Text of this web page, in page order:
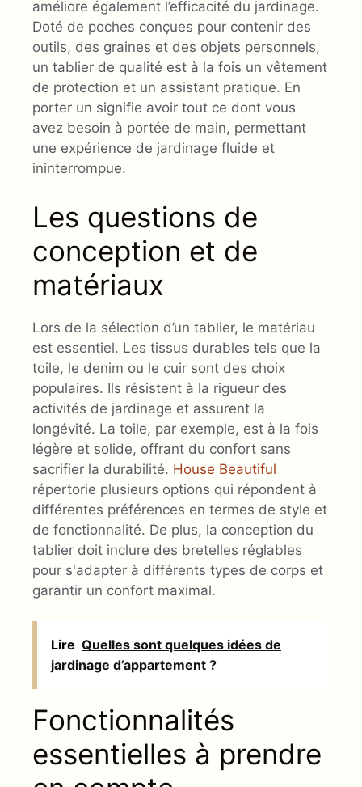
améliore également l’efficacité du jardinage.
Doté de poches conçues pour contenir des
outils, des graines et des objets personnels,
un tablier de qualité est à la fois un vêtement
de protection et un assistant pratique. En
porter un signifie avoir tout ce dont vous
avez besoin à portée de main, permettant
une expérience de jardinage fluide et
ininterrompue.
Les questions de
conception et de
matériaux
Lors de la sélection d’un tablier, le matériau
est essentiel. Les tissus durables tels que la
toile, le denim ou le cuir sont des choix
populaires. Ils résistent à la rigueur des
activités de jardinage et assurent la
longévité. La toile, par exemple, est à la fois
légère et solide, offrant du confort sans
sacrifier la durabilité. House Beautiful
répertorie plusieurs options qui répondent à
différentes préférences en termes de style et
de fonctionnalité. De plus, la conception du
tablier doit inclure des bretelles réglables
pour s'adapter à différents types de corps et
garantir un confort maximal.
Lire Quelles sont quelques idées de
jardinage d’appartement ?
Fonctionnalités
essentielles à prendre